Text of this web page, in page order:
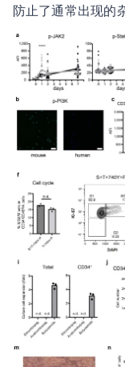
防止了通常出现的